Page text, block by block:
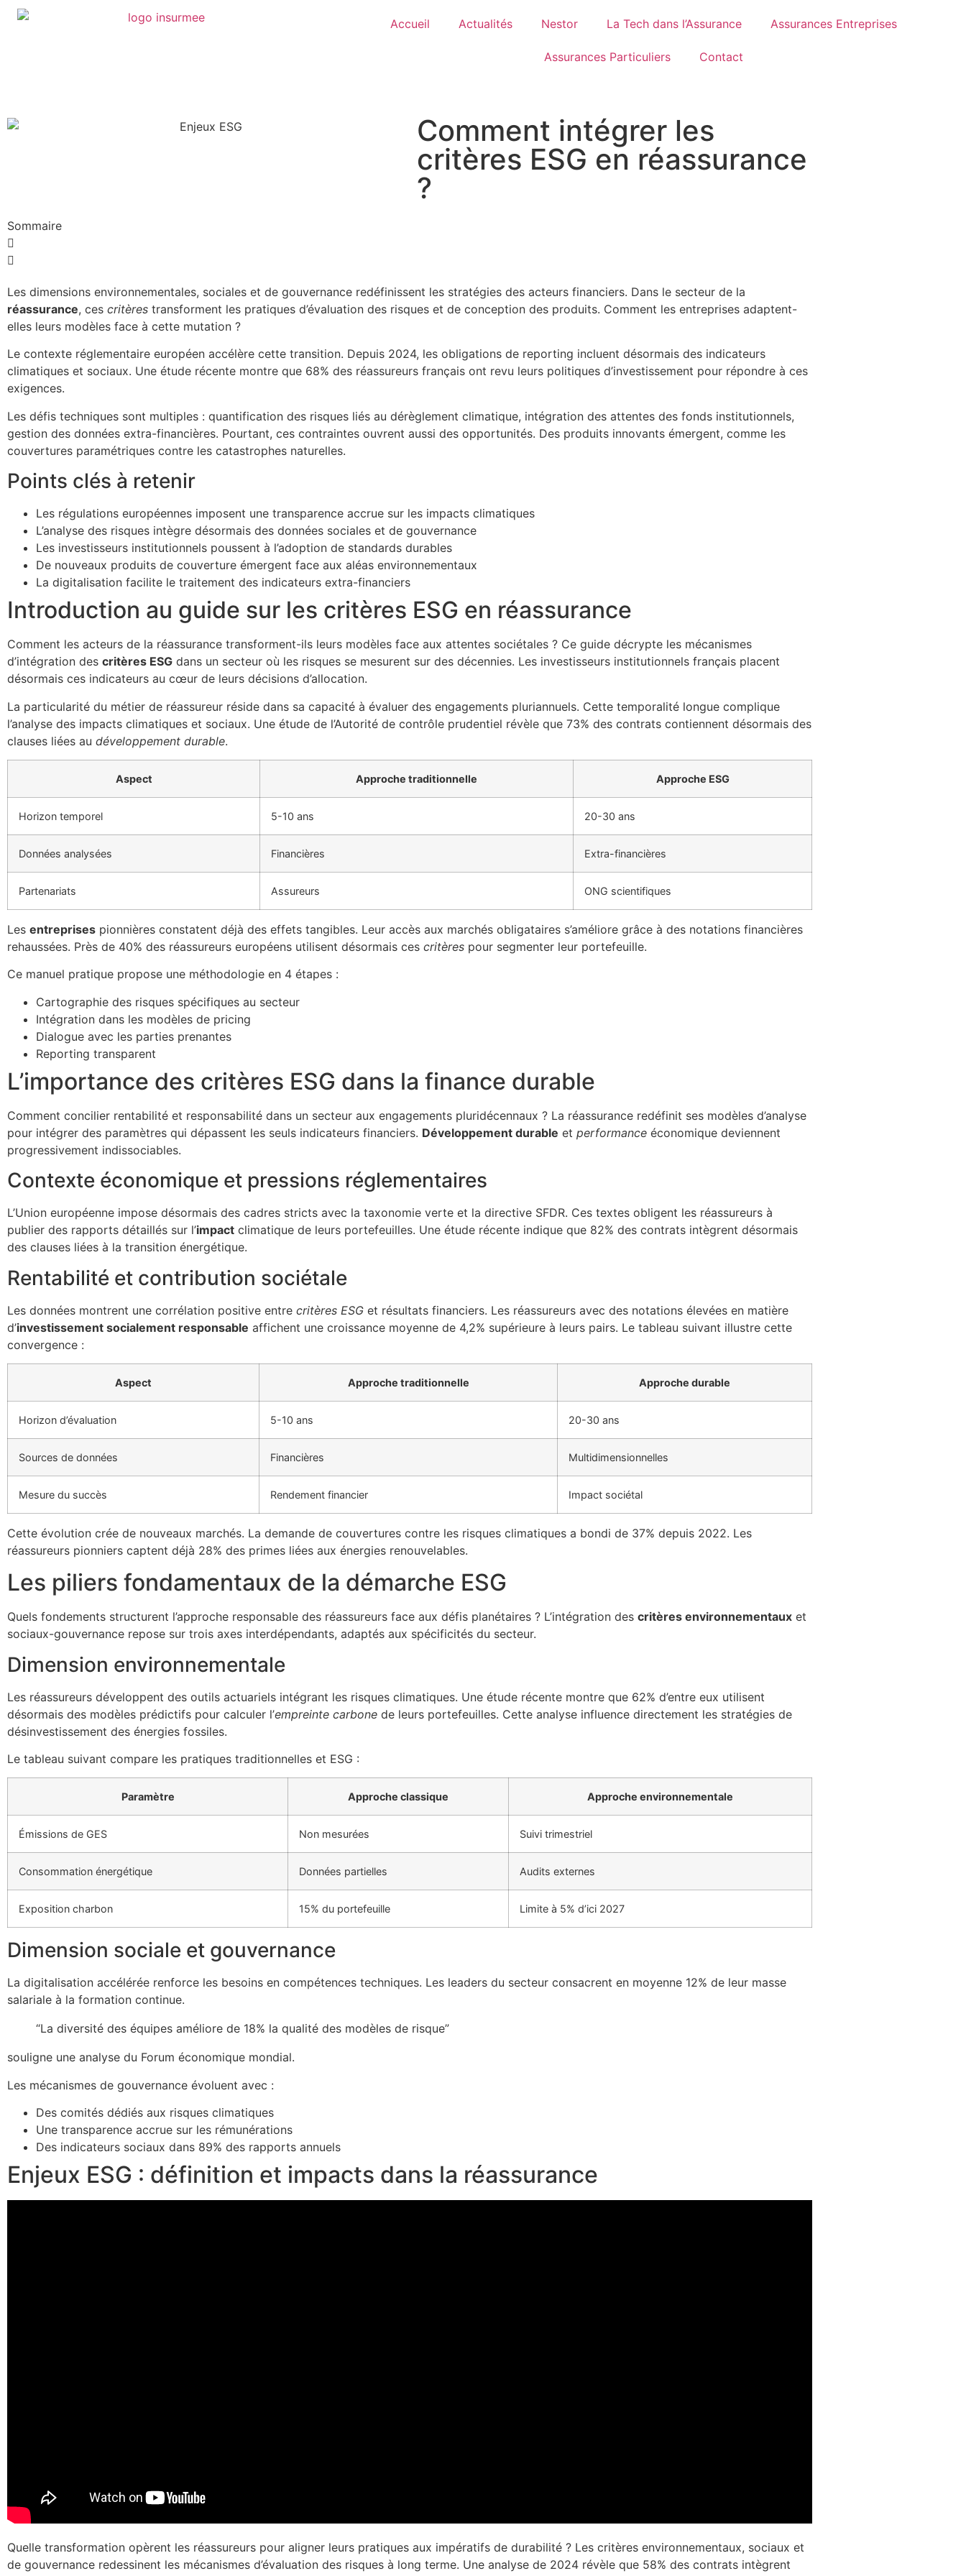
Accueil Actualités Nestor La Tech dans l’Assurance Assurances Entreprises
Assurances Particuliers Contact
Comment intégrer les
critères ESG en réassurance
?
Sommaire
Les dimensions environnementales, sociales et de gouvernance redéfinissent les stratégies des acteurs financiers. Dans le secteur de la
réassurance, ces critères transforment les pratiques d’évaluation des risques et de conception des produits. Comment les entreprises adaptent-
elles leurs modèles face à cette mutation ?
Le contexte réglementaire européen accélère cette transition. Depuis 2024, les obligations de reporting incluent désormais des indicateurs
climatiques et sociaux. Une étude récente montre que 68% des réassureurs français ont revu leurs politiques d’investissement pour répondre à ces
exigences.
Les défis techniques sont multiples : quantification des risques liés au dérèglement climatique, intégration des attentes des fonds institutionnels,
gestion des données extra-financières. Pourtant, ces contraintes ouvrent aussi des opportunités. Des produits innovants émergent, comme les
couvertures paramétriques contre les catastrophes naturelles.
Points clés à retenir
Les régulations européennes imposent une transparence accrue sur les impacts climatiques
L’analyse des risques intègre désormais des données sociales et de gouvernance
Les investisseurs institutionnels poussent à l’adoption de standards durables
De nouveaux produits de couverture émergent face aux aléas environnementaux
La digitalisation facilite le traitement des indicateurs extra-financiers
Introduction au guide sur les critères ESG en réassurance
Comment les acteurs de la réassurance transforment-ils leurs modèles face aux attentes sociétales ? Ce guide décrypte les mécanismes
d’intégration des critères ESG dans un secteur où les risques se mesurent sur des décennies. Les investisseurs institutionnels français placent
désormais ces indicateurs au cœur de leurs décisions d’allocation.
La particularité du métier de réassureur réside dans sa capacité à évaluer des engagements pluriannuels. Cette temporalité longue complique
l’analyse des impacts climatiques et sociaux. Une étude de l’Autorité de contrôle prudentiel révèle que 73% des contrats contiennent désormais des
clauses liées au développement durable.
Aspect Approche traditionnelle Approche ESG
Horizon temporel 5-10 ans 20-30 ans
Données analysées Financières Extra-financières
Partenariats Assureurs ONG scientifiques
Les entreprises pionnières constatent déjà des effets tangibles. Leur accès aux marchés obligataires s’améliore grâce à des notations financières
rehaussées. Près de 40% des réassureurs européens utilisent désormais ces critères pour segmenter leur portefeuille.
Ce manuel pratique propose une méthodologie en 4 étapes :
Cartographie des risques spécifiques au secteur
Intégration dans les modèles de pricing
Dialogue avec les parties prenantes
Reporting transparent
L’importance des critères ESG dans la finance durable
Comment concilier rentabilité et responsabilité dans un secteur aux engagements pluridécennaux ? La réassurance redéfinit ses modèles d’analyse
pour intégrer des paramètres qui dépassent les seuls indicateurs financiers. Développement durable et performance économique deviennent
progressivement indissociables.
Contexte économique et pressions réglementaires
L’Union européenne impose désormais des cadres stricts avec la taxonomie verte et la directive SFDR. Ces textes obligent les réassureurs à
publier des rapports détaillés sur l’impact climatique de leurs portefeuilles. Une étude récente indique que 82% des contrats intègrent désormais
des clauses liées à la transition énergétique.
Rentabilité et contribution sociétale
Les données montrent une corrélation positive entre critères ESG et résultats financiers. Les réassureurs avec des notations élevées en matière
d’investissement socialement responsable affichent une croissance moyenne de 4,2% supérieure à leurs pairs. Le tableau suivant illustre cette
convergence :
Aspect Approche traditionnelle Approche durable
Horizon d’évaluation 5-10 ans 20-30 ans
Sources de données Financières Multidimensionnelles
Mesure du succès Rendement financier Impact sociétal
Cette évolution crée de nouveaux marchés. La demande de couvertures contre les risques climatiques a bondi de 37% depuis 2022. Les
réassureurs pionniers captent déjà 28% des primes liées aux énergies renouvelables.
Les piliers fondamentaux de la démarche ESG
Quels fondements structurent l’approche responsable des réassureurs face aux défis planétaires ? L’intégration des critères environnementaux et
sociaux-gouvernance repose sur trois axes interdépendants, adaptés aux spécificités du secteur.
Dimension environnementale
Les réassureurs développent des outils actuariels intégrant les risques climatiques. Une étude récente montre que 62% d’entre eux utilisent
désormais des modèles prédictifs pour calculer l’empreinte carbone de leurs portefeuilles. Cette analyse influence directement les stratégies de
désinvestissement des énergies fossiles.
Le tableau suivant compare les pratiques traditionnelles et ESG :
Paramètre Approche classique Approche environnementale
Émissions de GES Non mesurées Suivi trimestriel
Consommation énergétique Données partielles Audits externes
Exposition charbon 15% du portefeuille Limite à 5% d’ici 2027
Dimension sociale et gouvernance
La digitalisation accélérée renforce les besoins en compétences techniques. Les leaders du secteur consacrent en moyenne 12% de leur masse
salariale à la formation continue.
“La diversité des équipes améliore de 18% la qualité des modèles de risque”
souligne une analyse du Forum économique mondial.
Les mécanismes de gouvernance évoluent avec :
Des comités dédiés aux risques climatiques
Une transparence accrue sur les rémunérations
Des indicateurs sociaux dans 89% des rapports annuels
Enjeux ESG : définition et impacts dans la réassurance
Quelle transformation opèrent les réassureurs pour aligner leurs pratiques aux impératifs de durabilité ? Les critères environnementaux, sociaux et
de gouvernance redessinent les mécanismes d’évaluation des risques à long terme. Une analyse de 2024 révèle que 58% des contrats intègrent